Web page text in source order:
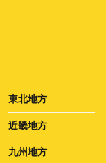
東北地方
近畿地方
九州地方